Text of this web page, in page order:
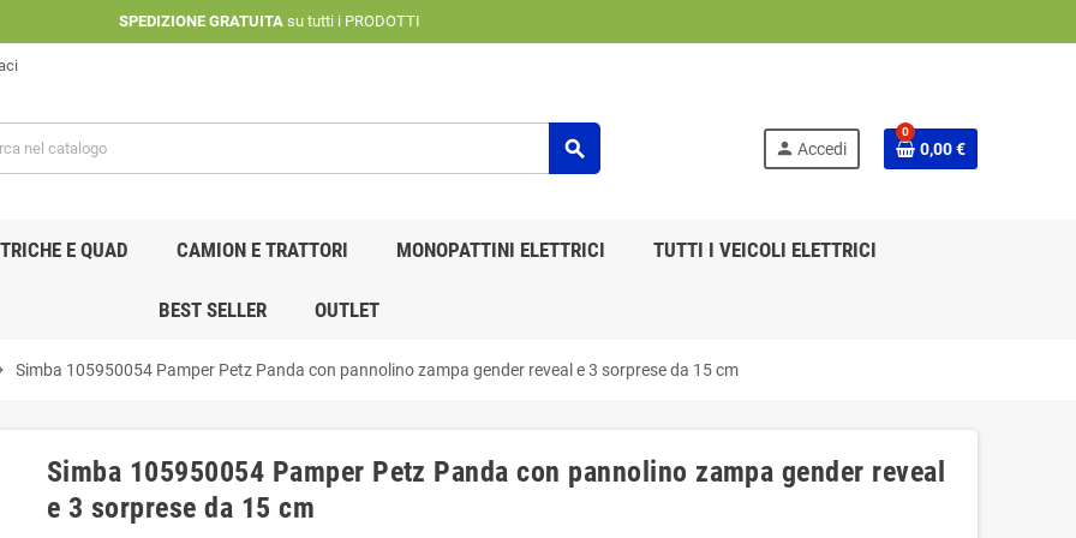
SPEDIZIONE GRATUITAsu tutti i PRODOTTI
search person Accedi
0
0,00 €
E QUAD CAMION E TRATTORI MONOPATTINI ELETTRICI TUTTI I VEICOLI ELETTRICI
BEST SELLER OUTLET
Simba 105950054 Pamper Petz Panda con pannolino zampa gender reveal e 3 sorprese da 15 cm
Simba 105950054 Pamper Petz Panda con pannolino zampa gender reveal
e 3 sorprese da 15 cm